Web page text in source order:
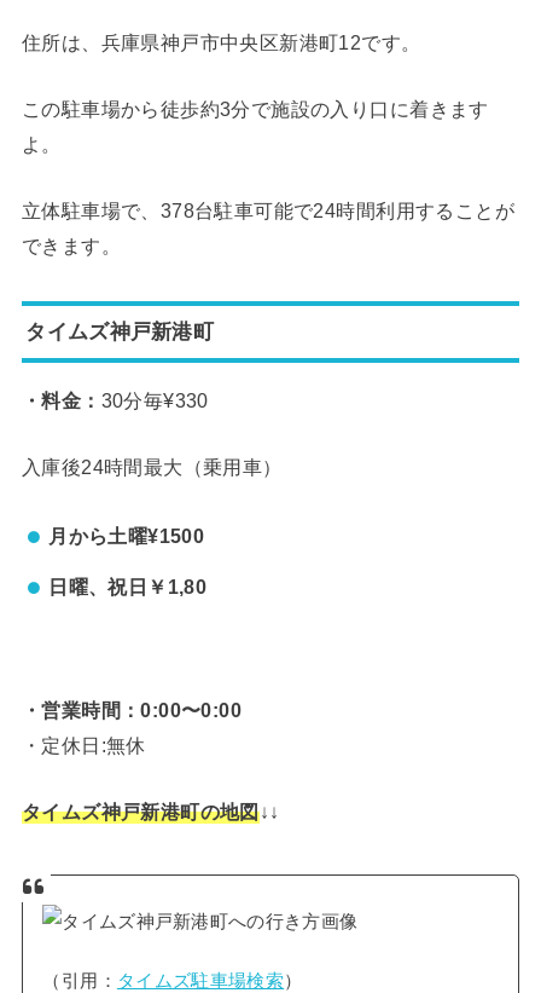
住所は、兵庫県神戸市中央区新港町12です。
この駐車場から徒歩約3分で施設の入り口に着きます
よ。
立体駐車場で、378台駐車可能で24時間利用することが
できます。
タイムズ神戸新港町
・料金： 30分毎¥330
入庫後24時間最大（乗用車）
月から土曜¥1500
日曜、祝日￥1,80
・営業時間：0:00〜0:00
・定休日:無休
タイムズ神戸新港町の地図↓↓
（引用： タイムズ駐車場検索）